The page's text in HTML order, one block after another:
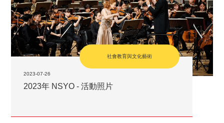
社會教育與文化藝術
2023-07-26
2023年 NSYO - 活動照片